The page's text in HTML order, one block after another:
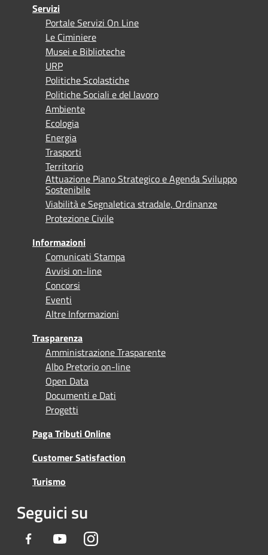
Servizi
Portale Servizi On Line
Le Ciminiere
Musei e Biblioteche
URP
Politiche Scolastiche
Politiche Sociali e del lavoro
Ambiente
Ecologia
Energia
Trasporti
Territorio
Attuazione Piano Strategico e Agenda Sviluppo
Sostenibile
Viabilità e Segnaletica stradale, Ordinanze
Protezione Civile
Informazioni
Comunicati Stampa
Avvisi on-line
Concorsi
Eventi
Altre Informazioni
Trasparenza
Amministrazione Trasparente
Albo Pretorio on-line
Open Data
Documenti e Dati
Progetti
Paga Tributi Online
Customer Satisfaction
Turismo
Seguici su
Facebook YoutubeInstagram